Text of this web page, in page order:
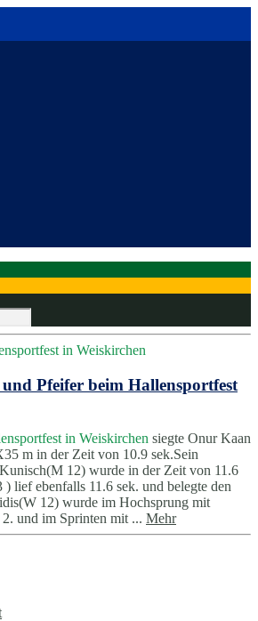
in Weiskirchen
Pfeifer beim Hallensportfest
in Weiskirchen siegte Onur Kaan
m in der Zeit von 10.9 sek.Sein
12) wurde in der Zeit von 11.6
lief ebenfalls 11.6 sek. und belegte den
12) wurde im Hochsprung mit
und im Sprinten mit ... Mehr